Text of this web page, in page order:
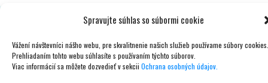
Spravujte súhlas so súbormi cookie
Vážení návštevníci nášho webu, pre skvalitnenie našich služieb používame súbory cookies.
Prehliadaním tohto webu súhlasíte s používaním týchto súborov.
Viac informácií sa môžete dozvedieť v sekcii Ochrana osobných údajov.